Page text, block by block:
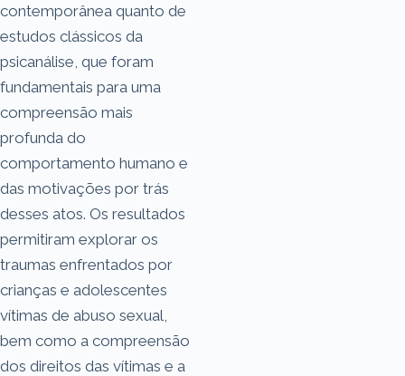
contemporânea quanto de
estudos clássicos da
psicanálise, que foram
fundamentais para uma
compreensão mais
profunda do
comportamento humano e
das motivações por trás
desses atos. Os resultados
permitiram explorar os
traumas enfrentados por
crianças e adolescentes
vítimas de abuso sexual,
bem como a compreensão
dos direitos das vítimas e a